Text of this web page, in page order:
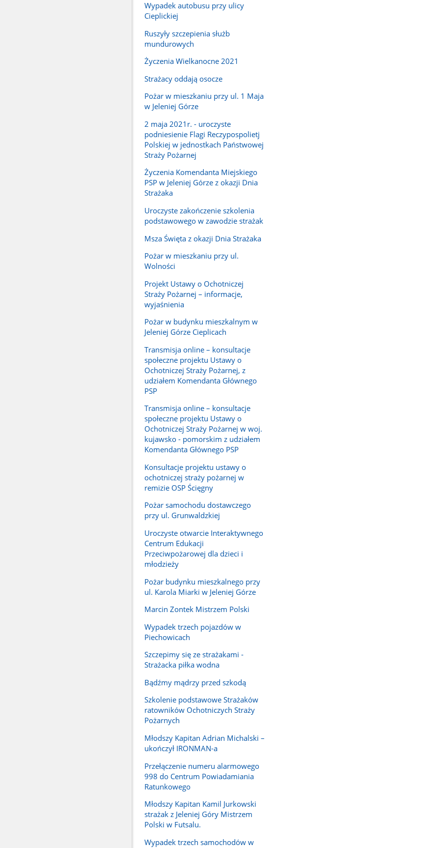
Wypadek autobusu przy ulicy
Cieplickiej
Ruszyły szczepienia służb
mundurowych
Życzenia Wielkanocne 2021
Strażacy oddają osocze
Pożar w mieszkaniu przy ul. 1 Maja
w Jeleniej Górze
2 maja 2021r. - uroczyste
podniesienie Flagi Reczypospolietj
Polskiej w jednostkach Państwowej
Straży Pożarnej
Życzenia Komendanta Miejskiego
PSP w Jeleniej Górze z okazji Dnia
Strażaka
Uroczyste zakończenie szkolenia
podstawowego w zawodzie strażak
Msza Święta z okazji Dnia Strażaka
Pożar w mieszkaniu przy ul.
Wolności
Projekt Ustawy o Ochotniczej
Straży Pożarnej – informacje,
wyjaśnienia
Pożar w budynku mieszkalnym w
Jeleniej Górze Cieplicach
Transmisja online – konsultacje
społeczne projektu Ustawy o
Ochotniczej Straży Pożarnej, z
udziałem Komendanta Głównego
PSP
Transmisja online – konsultacje
społeczne projektu Ustawy o
Ochotniczej Straży Pożarnej w woj.
kujawsko - pomorskim z udziałem
Komendanta Głównego PSP
Konsultacje projektu ustawy o
ochotniczej straży pożarnej w
remizie OSP Ścięgny
Pożar samochodu dostawczego
przy ul. Grunwaldzkiej
Uroczyste otwarcie Interaktywnego
Centrum Edukacji
Przeciwpożarowej dla dzieci i
młodzieży
Pożar budynku mieszkalnego przy
ul. Karola Miarki w Jeleniej Górze
Marcin Zontek Mistrzem Polski
Wypadek trzech pojazdów w
Piechowicach
Szczepimy się ze strażakami -
Strażacka piłka wodna
Bądźmy mądrzy przed szkodą
Szkolenie podstawowe Strażaków
ratowników Ochotniczych Straży
Pożarnych
Młodszy Kapitan Adrian Michalski –
ukończył IRONMAN-a
Przełączenie numeru alarmowego
998 do Centrum Powiadamiania
Ratunkowego
Młodszy Kapitan Kamil Jurkowski
strażak z Jeleniej Góry Mistrzem
Polski w Futsalu.
Wypadek trzech samochodów w